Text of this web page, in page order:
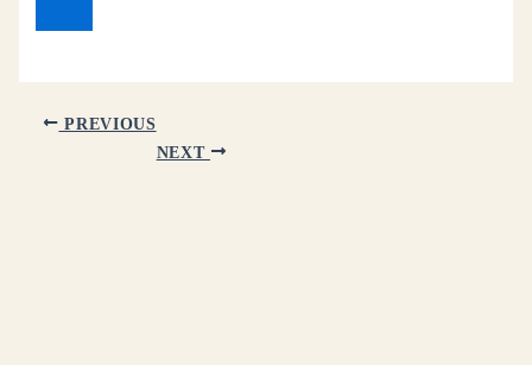
PREVIOUS
NEXT